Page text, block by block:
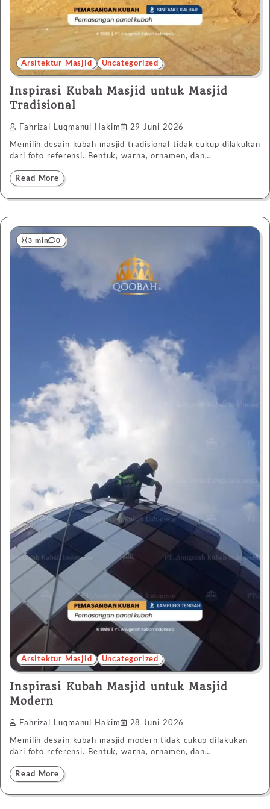
Arsitektur Masjid Uncategorized
Inspirasi Kubah Masjid untuk Masjid
Tradisional
Fahrizal Luqmanul Hakim 29 Juni 2026
Memilih desain kubah masjid tradisional tidak cukup dilakukan
dari foto referensi. Bentuk, warna, ornamen, dan…
Read More
3 min 0
Arsitektur Masjid Uncategorized
Inspirasi Kubah Masjid untuk Masjid
Modern
Fahrizal Luqmanul Hakim 28 Juni 2026
Memilih desain kubah masjid modern tidak cukup dilakukan
dari foto referensi. Bentuk, warna, ornamen, dan…
Read More